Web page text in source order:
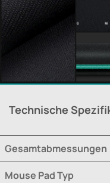
Technische
Gesamtabmessungen
Mouse Pad Typ